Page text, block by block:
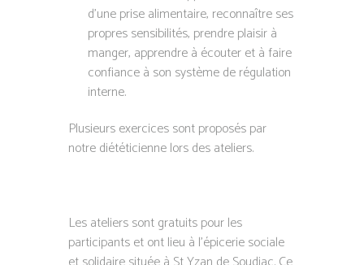
d’une prise alimentaire, reconnaître ses
propres sensibilités, prendre plaisir à
manger, apprendre à écouter et à faire
confiance à son système de régulation
interne.
Plusieurs exercices sont proposés par
notre diététicienne lors des ateliers.
Les ateliers sont gratuits pour les
participants et ont lieu à l’épicerie sociale